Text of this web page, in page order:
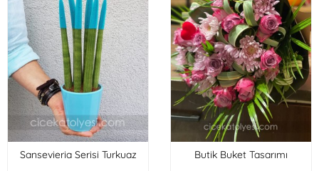
Sansevieria Serisi Turkuaz Butik Buket Tasarımı